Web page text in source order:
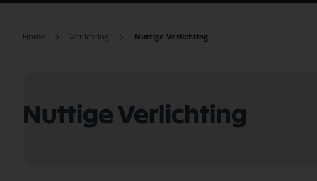
Home Verlichting Nuttige Verlichting
Nuttige Verlichting